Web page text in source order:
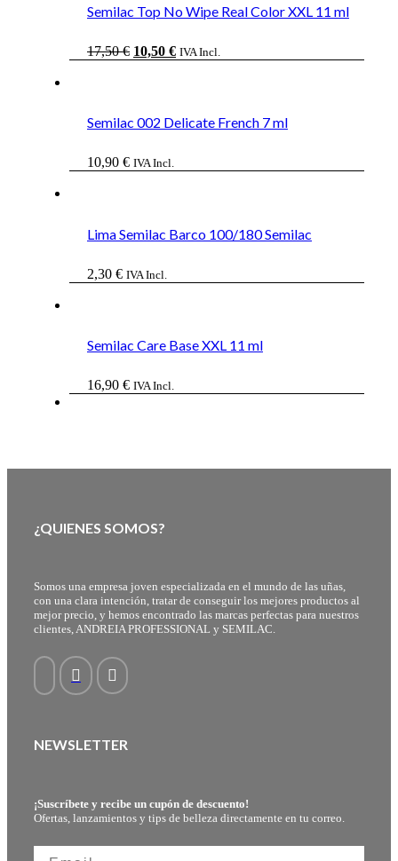
Semilac Top No Wipe Real Color XXL 11 ml
17,50€ El
10,50 €ElIVA Incl.
Semilac 002 Delicate French 7 ml
10,90 € IVA Incl.
Lima Semilac Barco 100/180 Semilac
2,30 € IVA Incl.
Semilac Care Base XXL 11 ml
16,90 € IVA Incl.
¿QUIENES SOMOS?
Somos una empresa joven especializada en el mundo de las uñas,
con una clara intención, tratar de conseguir los mejores productos al
mejor precio, y hemos encontrado las marcas perfectas para nuestros
clientes, ANDREIA PROFESSIONAL y SEMILAC.
NEWSLETTER
¡Suscríbete y recibe un cupón de descuento!
Ofertas, lanzamientos y tips de belleza directamente en tu correo.